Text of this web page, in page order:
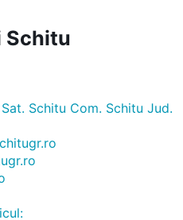
Schitu
Schitu Com. Schitu Jud.